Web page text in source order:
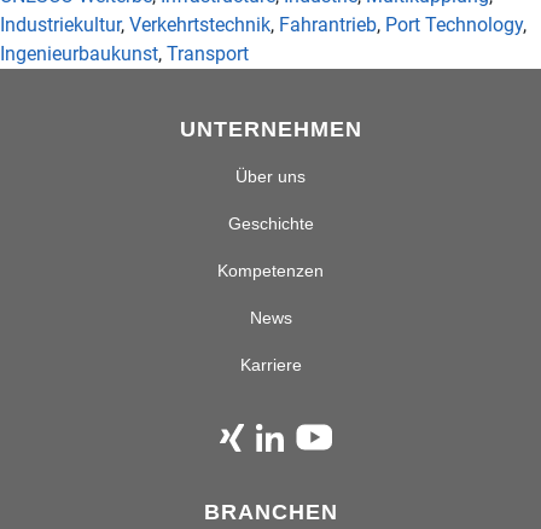
Industriekultur, Verkehrtstechnik, Fahrantrieb, Port Technology,
Ingenieurbaukunst, Transport
UNTERNEHMEN
Über uns
Geschichte
Kompetenzen
News
Karriere
BRANCHEN